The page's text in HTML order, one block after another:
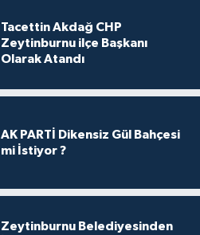
Tacettin Akdağ CHP
Zeytinburnu ilçe Başkanı
Olarak Atandı
AK PARTİ Dikensiz Gül Bahçesi
mi İstiyor ?
Zeytinburnu Belediyesinden